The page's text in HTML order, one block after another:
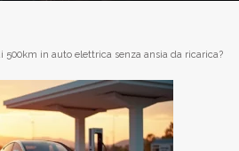
in auto elettrica senza ansia da ricarica?